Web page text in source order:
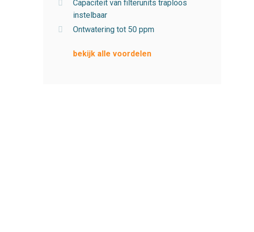
Capaciteit van filterunits traploos
instelbaar
Ontwatering tot 50 ppm
bekijk alle voordelen